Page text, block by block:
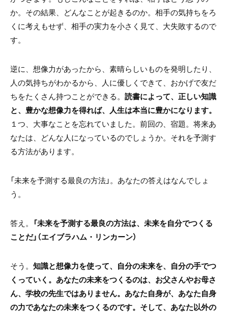
か。その結果、どんなことが起きるのか。相手の気持ちをろ
くに考えもせず、相手の実力を小さく見て、大失敗するので
す。
逆に、想像力があったから、素晴らしいものを発明したり、
人の気持ちがわかるから、人に優しくできて、おかげで友だ
ちをたくさん持つことができる。 読書によって、正しい知識
と、豊かな想像力を得れば、人生は本当に豊かになります。
１つ、大事なことを忘れていました。前回の、宿題。将来あ
なたは、どんな人になっているのでしょうか。それを予測す
る方法があります。
「未来を予測する最良の方法」。あなたの答えはなんでしょ
う。
答え。 「未来を予測する最良の方法は、未来を自分でつくる
ことだ」（エイブラハム・リンカーン）
そう。 知識と想像力を使って、自分の未来を、自分の手でつ
くっていく。あなたの未来をつくるのは、お父さんやお母さ
ん、学校の先生ではありません。あなた自身が、あなた自身
の力であなたの未来をつくるのです。そして、あなた以外の